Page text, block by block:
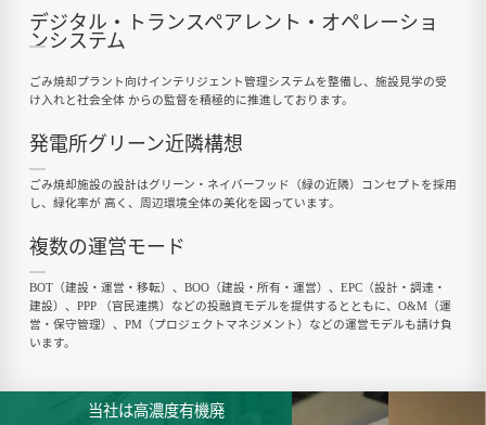
デジタル・トランスペアレント・オペレーショ
ンシステム
ごみ焼却プラント向けインテリジェント管理システムを整備し、施設見学の受
け入れと社会全体 からの監督を積極的に推進しております。
発電所グリーン近隣構想
ごみ焼却施設の設計はグリーン・ネイバーフッド（緑の近隣）コンセプトを採用
し、緑化率が 高く、周辺環境全体の美化を図っています。
複数の運営モード
BOT（建設・運営・移転）、BOO（建設・所有・運営）、EPC（設計・調達・
建設）、PPP （官民連携）などの投融資モデルを提供するとともに、O&M（運
営・保守管理）、PM（プロジェクトマネジメント）などの運営モデルも請け負
います。
当社は高濃度有機廃